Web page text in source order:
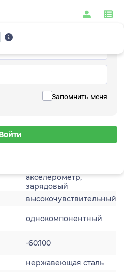
Запомнить меня
приборы и автоматика / Датчики /
/ 1C401HB-300
акселерометр,
зарядовый
высокочувствительный
однокомпонентный
-60:100
нержавеющая сталь